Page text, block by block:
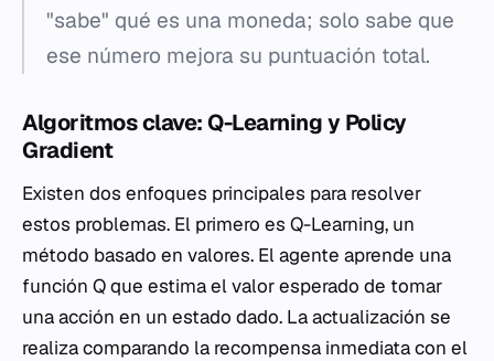
"sabe" qué es una moneda; solo sabe que
ese número mejora su puntuación total.
Algoritmos clave: Q-Learning y Policy
Gradient
Existen dos enfoques principales para resolver
estos problemas. El primero es Q-Learning, un
método basado en valores. El agente aprende una
función Q que estima el valor esperado de tomar
una acción en un estado dado. La actualización se
realiza comparando la recompensa inmediata con el